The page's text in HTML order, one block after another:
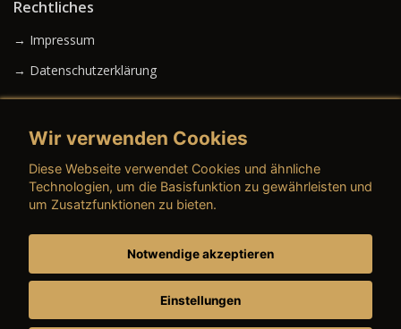
Rechtliches
→ Impressum
→ Datenschutzerklärung
→ AGB (Gebrauchtwagen)
→ AGB (Teile & Zubehör)
→ AGB (Dienstleistungen)
Wir verwenden Cookies
Diese Webseite verwendet Cookies und ähnliche
Technologien, um die Basisfunktion zu gewährleisten und
um Zusatzfunktionen zu bieten.
Notwendige akzeptieren
Einstellungen